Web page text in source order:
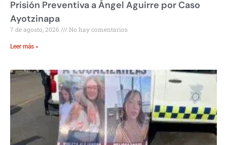
Prisión Preventiva a Ángel Aguirre por Caso
Ayotzinapa
7 de agosto, 2026 No hay comentarios
Leer más »